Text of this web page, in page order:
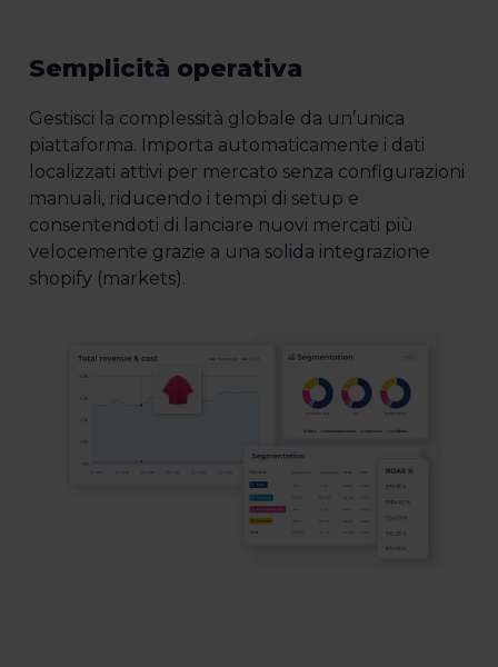
Semplicità operativa
Gestisci la complessità globale da un’unica
piattaforma. Importa automaticamente i dati
localizzati attivi per mercato senza configurazioni
manuali, riducendo i tempi di setup e
consentendoti di lanciare nuovi mercati più
velocemente grazie a una solida integrazione
shopify (markets).